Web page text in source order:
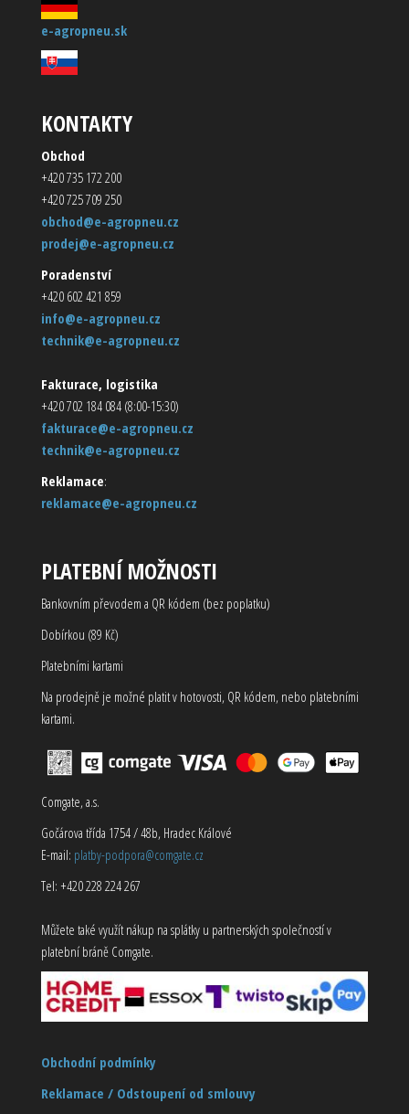
e-agropneu.sk
KONTAKTY
Obchod
+420 735 172 200
+420 725 709 250
obchod@e-agropneu.cz
prodej@e-agropneu.cz
Poradenství
+420 602 421 859
info@e-agropneu.cz
technik@e-agropneu.cz
Fakturace, logistika
+420 702 184 084 (8:00-15:30)
fakturace@e-agropneu.cz
technik@e-agropneu.cz
Reklamace:
reklamace@e-agropneu.cz
PLATEBNÍ MOŽNOSTI
Bankovním převodem a QR kódem (bez poplatku)
Dobírkou (89 Kč)
Platebními kartami
Na prodejně je možné platit v hotovosti, QR kódem, nebo platebními
kartami.
Comgate, a.s.
Gočárova třída 1754 / 48b, Hradec Králové
E-mail: platby-podpora@comgate.cz
Tel: +420 228 224 267
Můžete také využít nákup na splátky u partnerských společností v
platební bráně Comgate.
Obchodní podmínky
Reklamace / Odstoupení od smlouvy